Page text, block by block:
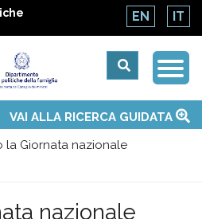
EN IT
VAI ALLA RICERCA GUIDATA
la Giornata nazionale
nazionale